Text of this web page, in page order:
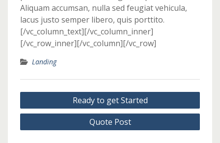
Aliquam accumsan, nulla sed feugiat vehicula,
lacus justo semper libero, quis porttito.
[/vc_column_text][/vc_column_inner]
[/vc_row_inner][/vc_column][/vc_row]
Landing
Post
navigation
Ready to get Started
Quote Post